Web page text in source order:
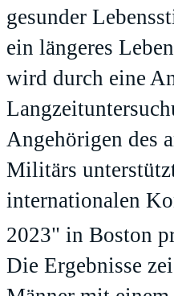
gesunder
ein längeres
wird durch eine
Angehörigen des
Militärs
internationalen
2023" in Boston
Die Ergebnisse